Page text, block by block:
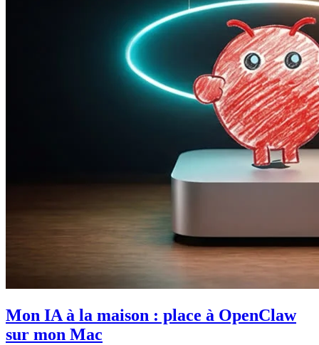
Mon IA à la maison : place à OpenClaw
sur mon Mac